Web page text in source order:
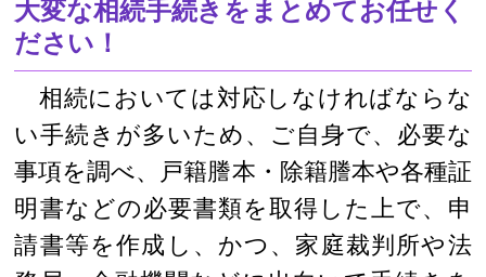
大変な相続手続きをまとめてお任せく
ださい！
相続においては対応しなければならな
い手続きが多いため、ご自身で、必要な
事項を調べ、戸籍謄本・除籍謄本や各種証
明書などの必要書類を取得した上で、申
請書等を作成し、かつ、家庭裁判所や法